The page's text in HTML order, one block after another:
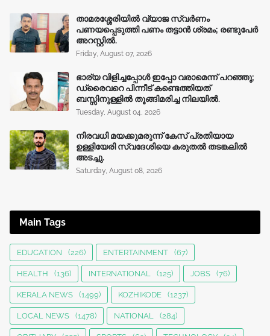
താമരശ്ശേരിയിൽ വ്യാജ സ്വർണം
പണയപ്പെടുത്തി പണം തട്ടാൻ ശ്രമം; രണ്ടുപേർ
അറസ്റ്റിൽ.
Friday, August 07, 2026
ഭാര്യ വിളിച്ചപ്പോള്‍ ഇപ്പോ വരാമെന്ന് പറഞ്ഞു;
ഡ്രൈവറെ പിന്നീട് കണ്ടെത്തിയത്
ബസ്സിനുള്ളില്‍ തൂങ്ങിമരിച്ച നിലയിൽ.
Tuesday, August 04, 2026
നിരവധി മയക്കുമരുന്ന് കേസ് പ്രതിയായ
ഉള്ളിയേരി സ്വദേശിയെ കരുതൽ തടങ്കലിൽ
അടച്ചു.
Saturday, August 08, 2026
Main Tags
EDUCATION (226) ENTERTAINMENT (67)
HEALTH (136) INTERNATIONAL (125) JOBS (76)
KERALA NEWS (1499) KOZHIKODE (1237)
LOCAL NEWS (1478) NATIONAL (284)